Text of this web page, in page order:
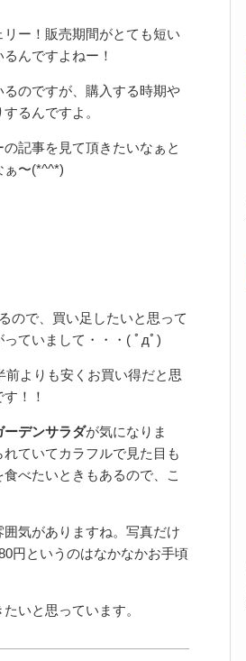
リー！販売期間がとても短い
んですよねー！
のですが、購入する時期や
るんですよ。
記事を見て頂きたいなぁと
ぁ〜(*^^*)
ので、買い足したいと思って
ていまして・・・( ﾟдﾟ)
よりも安くお買い得だと思
！！
ーデンサラダが気になりま
ていてカラフルで見た目も
べたいときもあるので、こ
気がありますね。写真だけ
円というのはなかなかお手頃
いと思っています。